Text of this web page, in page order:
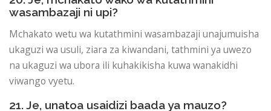
wasambazaji ni upi?
Mchakato wetu wa kutathmini wasambazaji unajumuisha
ukaguzi wa usuli, ziara za kiwandani, tathmini ya uwezo
na ukaguzi wa ubora ili kuhakikisha kuwa wanakidhi
viwango vyetu.
21. Je, unatoa usaidizi baada ya mauzo?